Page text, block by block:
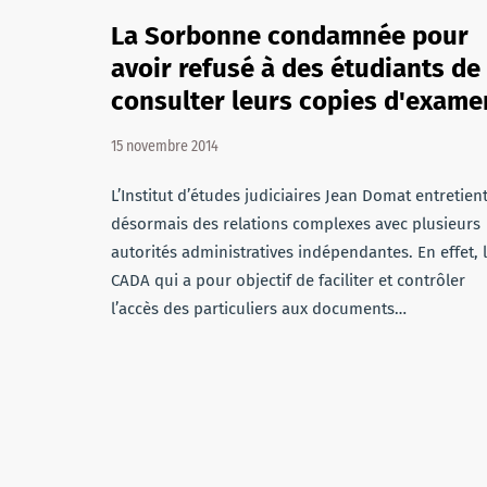
La Sorbonne condamnée pour
avoir refusé à des étudiants de
consulter leurs copies
15 novembre 2014
L’Institut d’études judiciaires Jean Domat entretient
désormais des relations complexes avec plusieurs
autorités administratives indépendantes. En effet,
CADA qui a pour objectif de faciliter et contrôler
l’accès des particuliers aux documents…